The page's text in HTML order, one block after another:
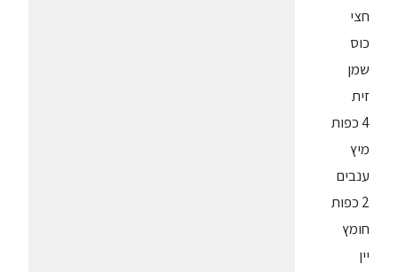
חצי
כוס
שמן
זית
4 כפות
מיץ
ענבים
2 כפות
חומץ
יין